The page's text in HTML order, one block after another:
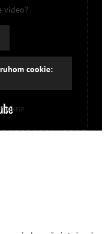
video?
cookie:
okne